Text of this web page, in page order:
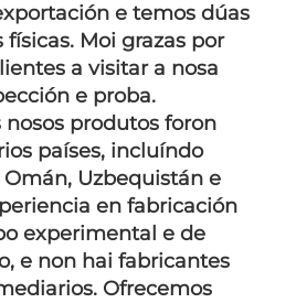
e temos dúas
Moi grazas por
a visitar a nosa
e proba.
produtos foron
países, incluíndo
Omán, Uzbequistán e
en fabricación
experimental e de
e non hai fabricantes
Ofrecemos